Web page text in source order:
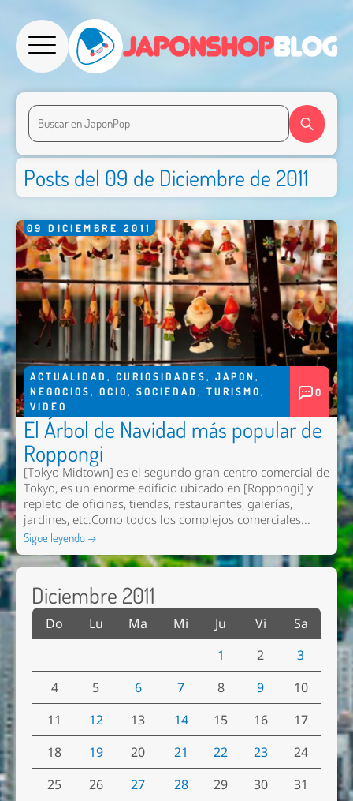
Posts del 09 de Diciembre de 2011
09 DICIEMBRE 2011
ACTUALIDAD , CURIOSIDADES, JAPON ,
NEGOCIOS, OCIO, SOCIEDAD , TURISMO,
VIDEO
0
El Árbol de Navidad más popular de
Roppongi
[Tokyo Midtown] es el segundo gran centro comercial de
Tokyo, es un enorme edificio ubicado en [Roppongi] y
repleto de oficinas, tiendas, restaurantes, galerías,
jardines, etc.Como todos los complejos comerciales...
Sigue leyendo →
Diciembre 2011
Do Lu Ma Mi Ju Vi
Sa
1
2
3
4
5 6 7 8 9
10
11
12 13 14 15 16
17
18
19 20 21 22 23
24
25
26 27 28 29 30 31